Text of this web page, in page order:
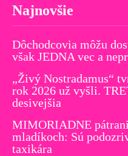
Najnovšie
Dôchodcovia môžu
však JEDNA vec a
„Živý Nostradamus“
rok 2026 už vyšli.
desivejšia
MIMORIADNE
mladíkoch: Sú
taxikára